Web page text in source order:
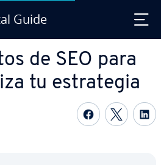
Guide
de SEO para
tu es­tra­te­gia
Compartir